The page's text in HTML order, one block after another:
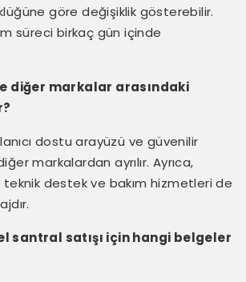
göre değişiklik gösterebilir.
süreci birkaç gün içinde
diğer markalar arasındaki
dostu arayüzü ve güvenilir
markalardan ayrılır. Ayrıca,
teknik destek ve bakım hizmetleri de
santral satışı için hangi belgeler